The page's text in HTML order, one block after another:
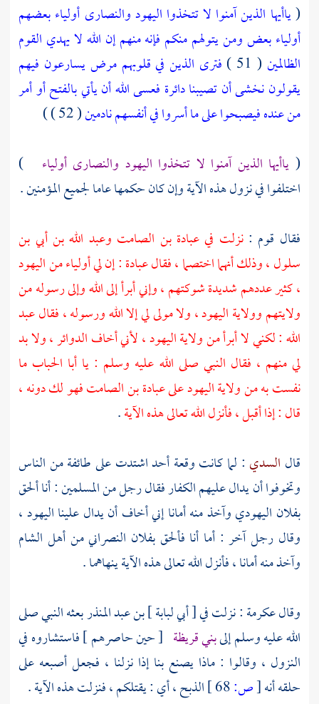
(ياأيها الذين آمنوا لا تتخذوا اليهود والنصارى أولياء بعضهم
أولياء بعض ومن يتولهم منكم فإنه منهم إن الله لا يهدي القوم
الظالمين ( 51 )
فترى الذين في قلوبهم مرض يسارعون فيهم
يقولون نخشى أن تصيبنا دائرة فعسى الله أن يأتي بالفتح أو أمر
من عنده فيصبحوا على ما أسروا في أنفسهم نادمين( 52 ) )
( ياأيها الذين آمنوا لا تتخذوا اليهود والنصارى أولياء
)
اختلفوا في نزول هذه الآية وإن كان حكمها عاما لجميع المؤمنين .
فقال قوم :نزلت فيعبادة بن الصامت وعبد الله بن أبي بن
سلول، وذلك أنهما اختصما ، فقالعبادة: إن لي أولياء مناليهود
، كثير عددهم شديدة شوكتهم ، وإني أبرأ إلى الله وإلى رسوله من
ولايتهم وولايةاليهود، ولا مولى لي إلا الله ورسوله ، فقالعبد
الله: لكني لا أبرأ من ولايةاليهود، لأني أخاف الدوائر ، ولا بد
لي منهم ، فقال النبي صلى الله عليه وسلم : يا أبا الحباب ما
نفست به من ولايةاليهودعلىعبادة بن الصامتفهو لك دونه ،
قال : إذا أقبل ، فأنزل الله تعالى هذه الآية.
قال السدي : لما كانت وقعة أحد اشتدت على طائفة من الناس
وتخوفوا أن يدال عليهم الكفار فقال رجل من المسلمين : أنا ألحق
بفلان اليهودي وآخذ منه أمانا إني أخاف أن يدال علينااليهود،
وقال رجل آخر : أما أنا فألحق بفلان النصراني من أهل الشام
وآخذ منه أمانا ، فأنزل الله تعالى هذه الآية ينهاهما .
وقالعكرمة: نزلت في [أبي لبابة ] بن عبد المنذربعثه النبي صلى
الله عليه وسلم إلىبني قريظة [ حين حاصرهم ] فاستشاروه في
النزول ، وقالوا : ماذا يصنع بنا إذا نزلنا ، فجعل أصبعه على
حلقه أنه[ص:
الذبح ، أي : يقتلكم ، فنزلت هذه الآية .